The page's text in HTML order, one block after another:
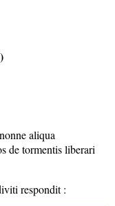
aliqua
de tormentis liberari
respondit :